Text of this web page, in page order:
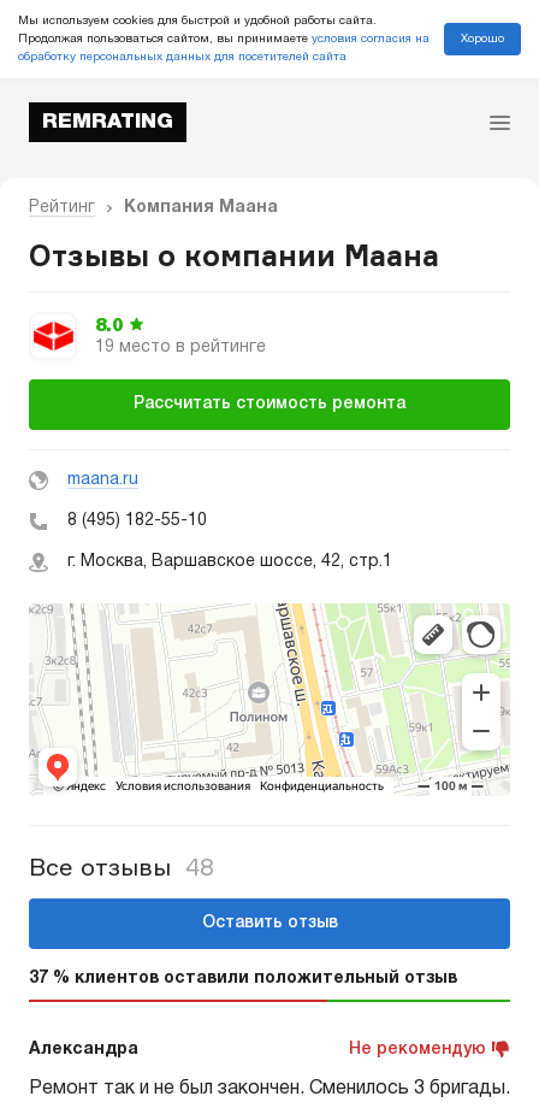
Мы используем cookies для быстрой и удобной работы сайта.
Продолжая пользоваться сайтом, вы принимаете условия согласия на
обработку персональных данных для посетителей сайта
Хорошо
REMRATING
Рейтинг Компания Маана
Отзывы о компании Маана
8.0
19 место в рейтинге
Рассчитать стоимость ремонта
maana.ru
8 (495) 182-55-10
г. Москва, Варшавское шоссе, 42, стр.1
Все отзывы 48
Оставить отзыв
37 % клиентов оставили положительный отзыв
Александра Не рекомендую
Ремонт так и не был закончен. Сменилось 3 бригады.